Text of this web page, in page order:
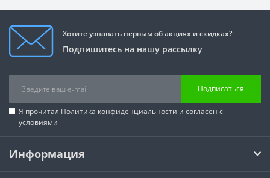
Хотите узнавать первым об акциях и скидках?
Подпишитесь на нашу рассылку
Подписаться
Я прочитал Политика конфиденциальности и согласен с
условиями
Информация